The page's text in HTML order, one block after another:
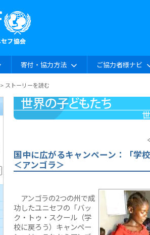
寄付・協力方法 ご協力者様ナビ
> ストーリーを読む
国中に広がるキャンペーン：「学
＜アンゴラ＞
アンゴラの2つの州で成
功したユニセフの「バッ
ク・トゥ・スクール（学
校に戻ろう）キャンペー